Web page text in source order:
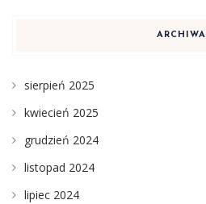
ARCHIWA
sierpień 2025
kwiecień 2025
grudzień 2024
listopad 2024
lipiec 2024